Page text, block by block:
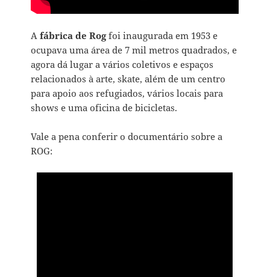
Afábrica de Rogfoi inaugurada em 1953 e
ocupava uma área de 7 mil metros quadrados, e
agora dá lugar a vários coletivos e espaços
relacionados à arte, skate, além de um centro
para apoio aos refugiados, vários locais para
shows e uma oficina de bicicletas.
Vale a pena conferir o documentário sobre a
ROG: